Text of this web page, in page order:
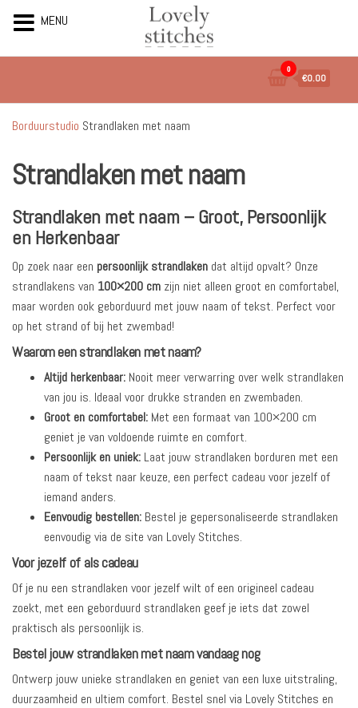
de
inhoud
0
€0.00
Borduurstudio Strandlaken met naam
Strandlaken met naam
Strandlaken met naam – Groot, Persoonlijk
en Herkenbaar
Op zoek naar een persoonlijk strandlaken dat altijd opvalt? Onze
strandlakens van 100×200 cm zijn niet alleen groot en comfortabel,
maar worden ook geborduurd met jouw naam of tekst. Perfect voor
op het strand of bij het zwembad!
Waarom een strandlaken met naam?
Altijd herkenbaar: Nooit meer verwarring over welk strandlaken
van jou is. Ideaal voor drukke stranden en zwembaden.
Groot en comfortabel: Met een formaat van 100×200 cm
geniet je van voldoende ruimte en comfort.
Persoonlijk en uniek: Laat jouw strandlaken borduren met een
naam of tekst naar keuze, een perfect cadeau voor jezelf of
iemand anders.
Eenvoudig bestellen: Bestel je gepersonaliseerde strandlaken
eenvoudig via de site van Lovely Stitches.
Voor jezelf of als cadeau
Of je nu een strandlaken voor jezelf wilt of een origineel cadeau
zoekt, met een geborduurd strandlaken geef je iets dat zowel
praktisch als persoonlijk is.
Bestel jouw strandlaken met naam vandaag nog
Ontwerp jouw unieke strandlaken en geniet van een luxe uitstraling,
duurzaamheid en ultiem comfort. Bestel snel via Lovely Stitches en
MENU